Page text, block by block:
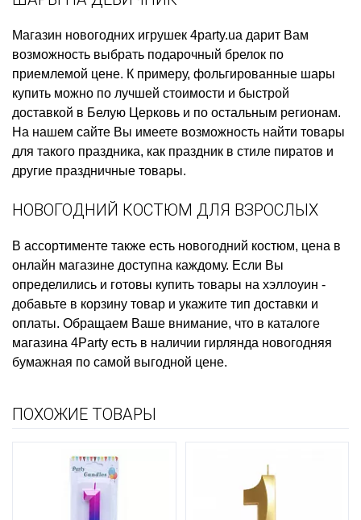
Магазин новогодних игрушек 4party.ua дарит Вам
возможность выбрать подарочный брелок по
приемлемой цене. К примеру, фольгированные шары
купить можно по лучшей стоимости и быстрой
доставкой в Белую Церковь и по остальным регионам.
На нашем сайте Вы имеете возможность найти товары
для такого праздника, как праздник в стиле пиратов и
другие праздничные товары.
НОВОГОДНИЙ КОСТЮМ ДЛЯ ВЗРОСЛЫХ
В ассортименте также есть новогодний костюм, цена в
онлайн магазине доступна каждому. Если Вы
определились и готовы купить товары на хэллоуин -
добавьте в корзину товар и укажите тип доставки и
оплаты. Обращаем Ваше внимание, что в каталоге
магазина 4Party есть в наличии гирлянда новогодняя
бумажная по самой выгодной цене.
ПОХОЖИЕ ТОВАРЫ